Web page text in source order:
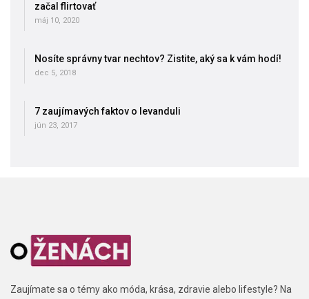
začal flirtovať
máj 10, 2020
Nosíte správny tvar nechtov? Zistite, aký sa k vám hodí!
dec 5, 2018
7 zaujímavých faktov o levanduli
jún 23, 2017
Zaujímate sa o témy ako móda, krása, zdravie alebo lifestyle? Na